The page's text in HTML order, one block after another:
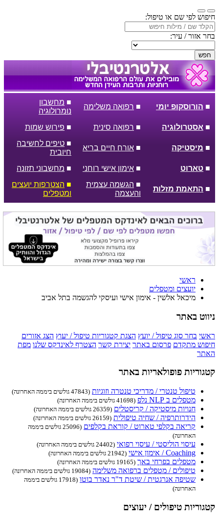
חיפוש לפי שם או טיפול:
בחר אזור / עיר:
חפש
■ הורוסקופ יומי ■ רפואה משלימה
■ מחשבון
נומרולוגיה
■ אסטרולוגיה ■ רפואה סינית ■ פירוש שמות
■ מיסטיקה ■ אורח חיים בריא
■ טיפים לחשיבה
חיובית
■ טארוט ■ אימון אישי רוחני ■ מחשבוני תזונה
■ התאמת מזלות
■ הגשמה עצמית
והעצמה
■ הצטרפות יועצים
ומטפלים
ראשי
יועצים ומטפלים
מיכאל אלשין - אימון אישי ועיסקי להגשמה בתל אביב
ניווט באתר
ראשי בחר סוג טיפול / יועץ הצגת קטגוריות טיפול / יעוץ הצג אזורים
חיפוש מתקדם פרסום באתר יצירת קשר הצטרף לאינדקס שלנו מפת
האתר
קטגוריות פופולאריות באתר
טיפול טנטרי / מדריכי טנטרה וזוגיות (47843 גולשים ביממה האחרונה)
מטפלים ב NLP נלפ (41698 גולשים ביממה האחרונה)
חנויות מיסטיקה / קריסטלים (26359 גולשים ביממה האחרונה)
הידרותרפיה / שחיה טיפולית (26159 גולשים ביממה האחרונה)
קריאה בקלפי טארוט / קוראת בקלפים
(25096 גולשים ביממה
האחרונה)
עיסוי הוליסטי / עיסוי רפואי (24402 גולשים ביממה האחרונה)
Coaching / אימון אישי (21942 גולשים ביממה האחרונה)
מטפלים בפרחי באך (19165 גולשים ביממה האחרונה)
טיפולים / מטפלים ברפואה משלימה (19084 גולשים ביממה האחרונה)
שטיפה אנרגטית / שיטת ד"ר נאדר בוטו
(17918 גולשים ביממה
האחרונה)
קטגוריות טיפולים / יעוצים